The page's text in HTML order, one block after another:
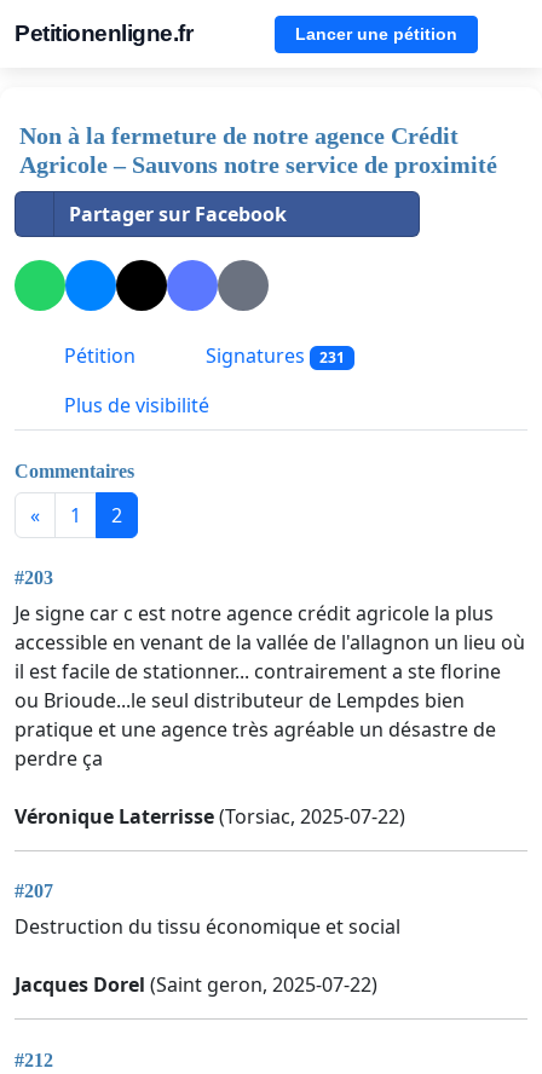
Petitionenligne.fr Lancer une pétition
Non à la fermeture de notre agence Crédit
Agricole – Sauvons notre service de proximité
Partager sur Facebook
Pétition Signatures 231
Plus de visibilité
Commentaires
« 1 2
#203
Je signe car c est notre agence crédit agricole la plus
accessible en venant de la vallée de l'allagnon un lieu où
il est facile de stationner... contrairement a ste florine
ou Brioude...le seul distributeur de Lempdes bien
pratique et une agence très agréable un désastre de
perdre ça
Véronique Laterrisse(Torsiac, 2025-07-22)
#207
Destruction du tissu économique et social
Jacques Dorel (Saint geron, 2025-07-22)
#212